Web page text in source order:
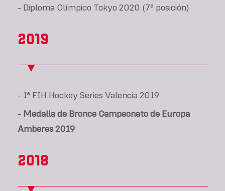
- Diploma Olímpico Tokyo 2020 (7ª posición)
2019
- 1ª FIH Hockey Series Valencia 2019
- Medalla de Bronce Campeonato de Europa
Amberes 2019
2018